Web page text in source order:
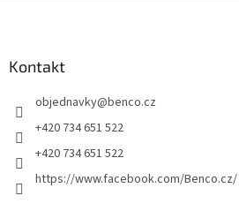
Kontakt
objednavky@benco.cz
+420 734 651 522
+420 734 651 522
https://www.facebook.com/Benco.cz/